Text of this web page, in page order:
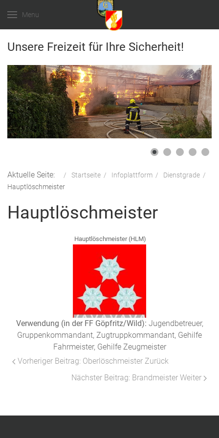
Menu
Unsere Freizeit für Ihre Sicherheit!
Aktuelle Seite: Startseite Infoplattform
Dienstgrade
Hauptlöschmeister
Hauptlöschmeister
Hauptlöschmeister (HLM)
Verwendung (in der FF Göpfritz/Wild): Jugendbetreuer,
Gruppenkommandant, Zugtruppkommandant, Gehilfe
Fahrmeister, Gehilfe Zeugmeister
Vorheriger Beitrag: Oberlöschmeister Zurück
Nächster Beitrag: Brandmeister Weiter